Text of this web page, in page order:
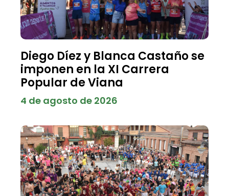
Diego Díez y Blanca Castaño se
imponen en la XI Carrera
Popular de Viana
4 de agosto de 2026